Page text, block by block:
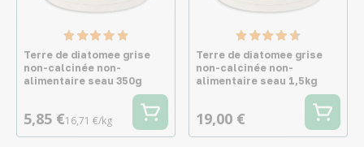
Terre de diatomee grise
non-calcinée non-
alimentaire seau 350g
5,85 €16,71 €/kg
Terre de diatomee grise
non-calcinée non-
alimentaire seau 1,5kg
19,00 €